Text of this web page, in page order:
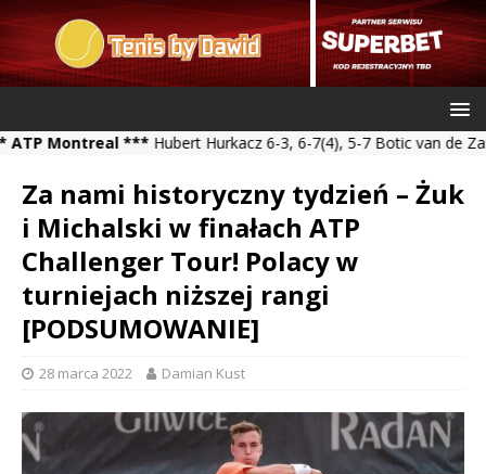
***Hubert Hurkacz 6-3, 6-7(4), 5-7 Botic van de
Za nami historyczny tydzień – Żuk
i Michalski w finałach ATP
Challenger Tour! Polacy w
turniejach niższej rangi
[PODSUMOWANIE]
28 marca 2022 Damian Kust